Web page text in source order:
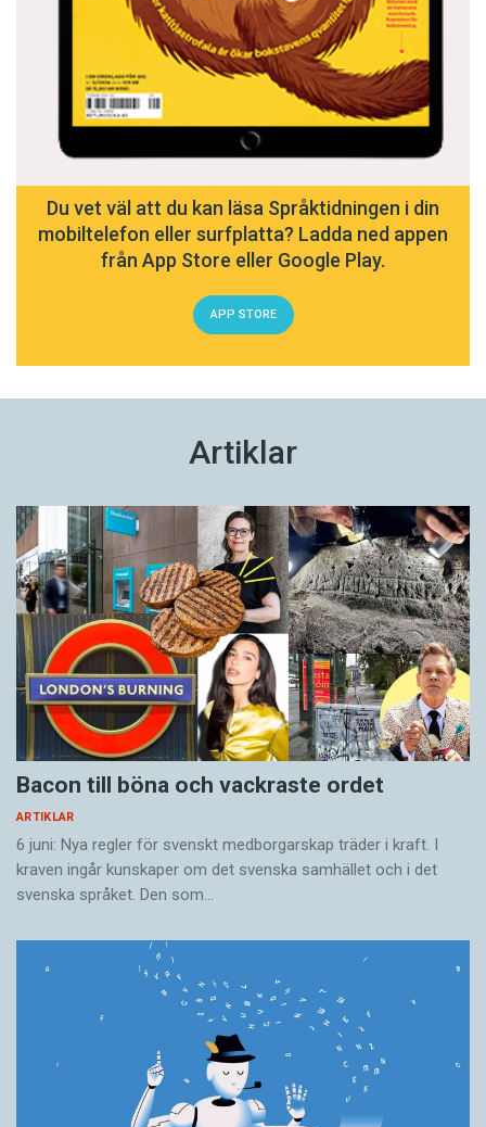
Du vet väl att du kan läsa Språktidningen i din
mobiltelefon eller surfplatta? Ladda ned appen
från App Store eller Google Play.
APP STORE
Artiklar
Bacon till böna och vackraste ordet
ARTIKLAR
6 juni: Nya regler för svenskt medborgarskap träder i kraft. I
kraven ingår kunskaper om det svenska samhället och i det
svenska språket. Den som…